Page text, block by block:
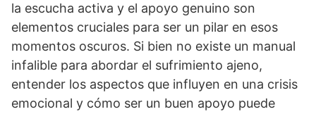
la escucha activa y el apoyo genuino son
elementos cruciales para ser un pilar en esos
momentos oscuros. Si bien no existe un manual
infalible para abordar el sufrimiento ajeno,
entender los aspectos que influyen en una crisis
emocional y cómo ser un buen apoyo puede